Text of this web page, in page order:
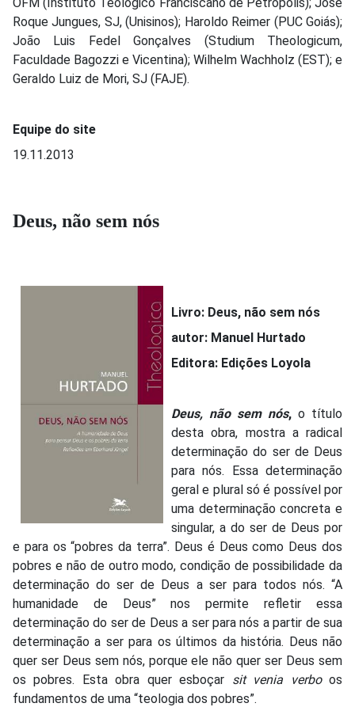
Roque Jungues, SJ, (Unisinos); Haroldo Reimer (PUC Goiás);
João Luis Fedel Gonçalves (Studium Theologicum,
Faculdade Bagozzi e Vicentina); Wilhelm Wachholz (EST); e
Geraldo Luiz de Mori, SJ (FAJE).
Equipe do site
19.11.2013
Deus, não sem nós
Livro: Deus, não sem nós
autor: Manuel Hurtado
Editora: Edições Loyola
Deus, não sem nós, o título
desta obra, mostra a radical
determinação do ser de Deus
para nós. Essa determinação
geral e plural só é possível por
uma determinação concreta e
singular, a do ser de Deus por
e para os “pobres da terra”. Deus é Deus como Deus dos
pobres e não de outro modo, condição de possibilidade da
determinação do ser de Deus a ser para todos nós. “A
humanidade de Deus” nos permite refletir essa
determinação do ser de Deus a ser para nós a partir de sua
determinação a ser para os últimos da história. Deus não
quer ser Deus sem nós, porque ele não quer ser Deus sem
os pobres. Esta obra quer esboçar sit venia verboos
fundamentos de uma “teologia dos pobres”.